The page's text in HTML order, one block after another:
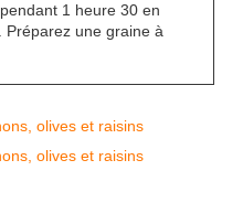
1 heure 30 en
une graine à